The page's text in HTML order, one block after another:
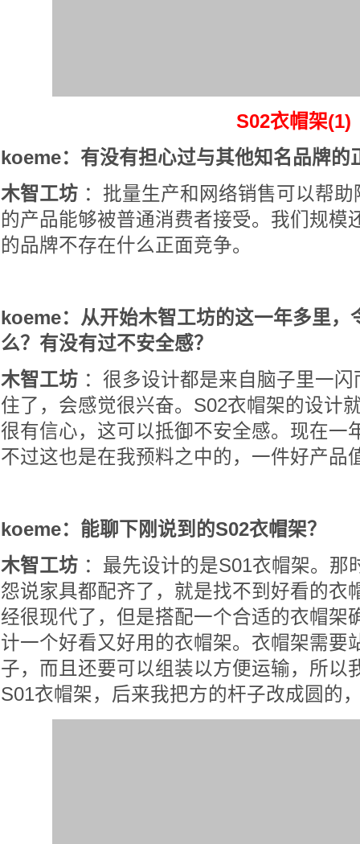
S02衣帽架(1)
koeme：有没有担心过与其他知名品牌的
木智工坊 ：批量生产和网络销售可以帮
的产品能够被普通消费者接受。我们规模
的品牌不存在什么正面竞争。
koeme：从开始木智工坊的这一年多里，
么？有没有过不安全感？
木智工坊 ：很多设计都是来自脑子里一
住了，会感觉很兴奋。S02衣帽架的设计
很有信心，这可以抵御不安全感。现在一
不过这也是在我预料之中的，一件好产品
koeme：能聊下刚说到的S02衣帽架？
木智工坊 ：最先设计的是S01衣帽架。那
怨说家具都配齐了，就是找不到好看的衣
经很现代了，但是搭配一个合适的衣帽架
计一个好看又好用的衣帽架。衣帽架需要
子，而且还要可以组装以方便运输，所以
S01衣帽架，后来我把方的杆子改成圆的